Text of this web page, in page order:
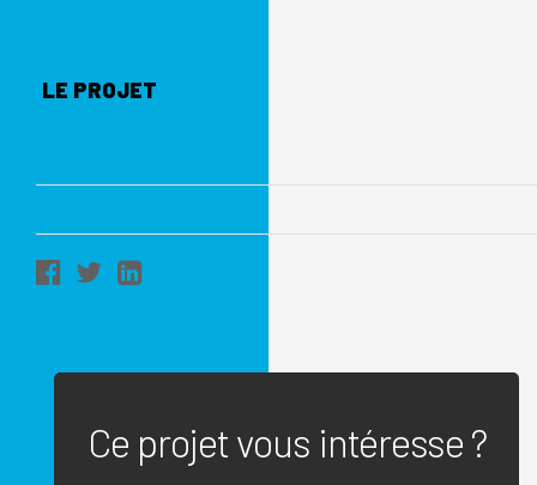
LE PROJET
Ce projet vous intéresse ?